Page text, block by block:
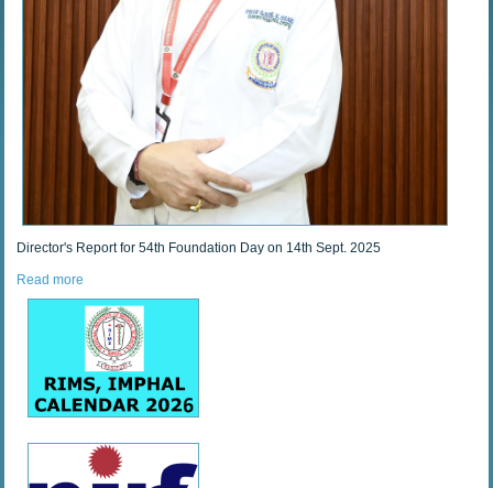
Director's Report for 54th Foundation Day on 14th Sept. 2025
Read more